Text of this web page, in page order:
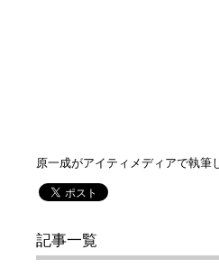
原一成がアイティメディアで執筆
記事一覧